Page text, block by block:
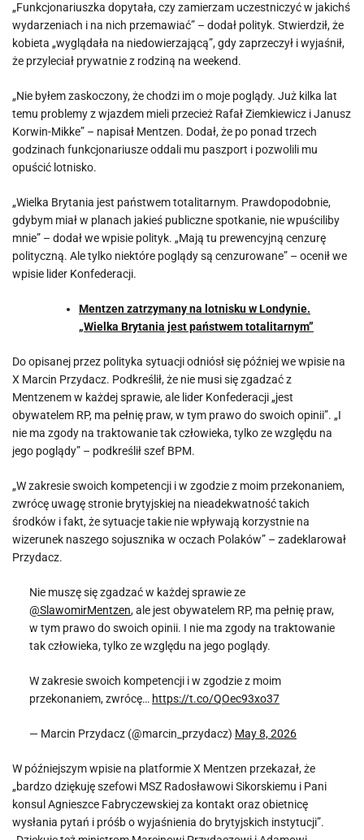
„Funkcjonariuszka dopytała, czy zamierzam uczestniczyć w jakichś
wydarzeniach i na nich przemawiać” – dodał polityk. Stwierdził, że
kobieta „wyglądała na niedowierzającą”, gdy zaprzeczył i wyjaśnił,
że przyleciał prywatnie z rodziną na weekend.
„Nie byłem zaskoczony, że chodzi im o moje poglądy. Już kilka lat
temu problemy z wjazdem mieli przecież Rafał Ziemkiewicz i Janusz
Korwin-Mikke” – napisał Mentzen. Dodał, że po ponad trzech
godzinach funkcjonariusze oddali mu paszport i pozwolili mu
opuścić lotnisko.
„Wielka Brytania jest państwem totalitarnym. Prawdopodobnie,
gdybym miał w planach jakieś publiczne spotkanie, nie wpuściliby
mnie” – dodał we wpisie polityk. „Mają tu prewencyjną cenzurę
polityczną. Ale tylko niektóre poglądy są cenzurowane” – ocenił we
wpisie lider Konfederacji.
Mentzen zatrzymany na lotnisku w Londynie.
„Wielka Brytania jest państwem totalitarnym”
Do opisanej przez polityka sytuacji odniósł się później we wpisie na
X Marcin Przydacz. Podkreślił, że nie musi się zgadzać z
Mentzenem w każdej sprawie, ale lider Konfederacji „jest
obywatelem RP, ma pełnię praw, w tym prawo do swoich opinii”. „I
nie ma zgody na traktowanie tak człowieka, tylko ze względu na
jego poglądy” – podkreślił szef BPM.
„W zakresie swoich kompetencji i w zgodzie z moim przekonaniem,
zwrócę uwagę stronie brytyjskiej na nieadekwatność takich
środków i fakt, że sytuacje takie nie wpływają korzystnie na
wizerunek naszego sojusznika w oczach Polaków” – zadeklarował
Przydacz.
Nie muszę się zgadzać w każdej sprawie ze
@SlawomirMentzen, ale jest obywatelem RP, ma pełnię praw,
w tym prawo do swoich opinii. I nie ma zgody na traktowanie
tak człowieka, tylko ze względu na jego poglądy.
W zakresie swoich kompetencji i w zgodzie z moim
przekonaniem, zwrócę… https://t.co/QOec93xo37
— Marcin Przydacz (@marcin_przydacz) May 8, 2026
W późniejszym wpisie na platformie X Mentzen przekazał, że
„bardzo dziękuję szefowi MSZ Radosławowi Sikorskiemu i Pani
konsul Agnieszce Fabryczewskiej za kontakt oraz obietnicę
wysłania pytań i próśb o wyjaśnienia do brytyjskich instytucji”.